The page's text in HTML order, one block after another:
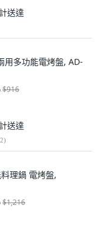
送達
用多功能電烤盤, AD-
$916
送達
)
理鍋 電烤盤,
$1,216